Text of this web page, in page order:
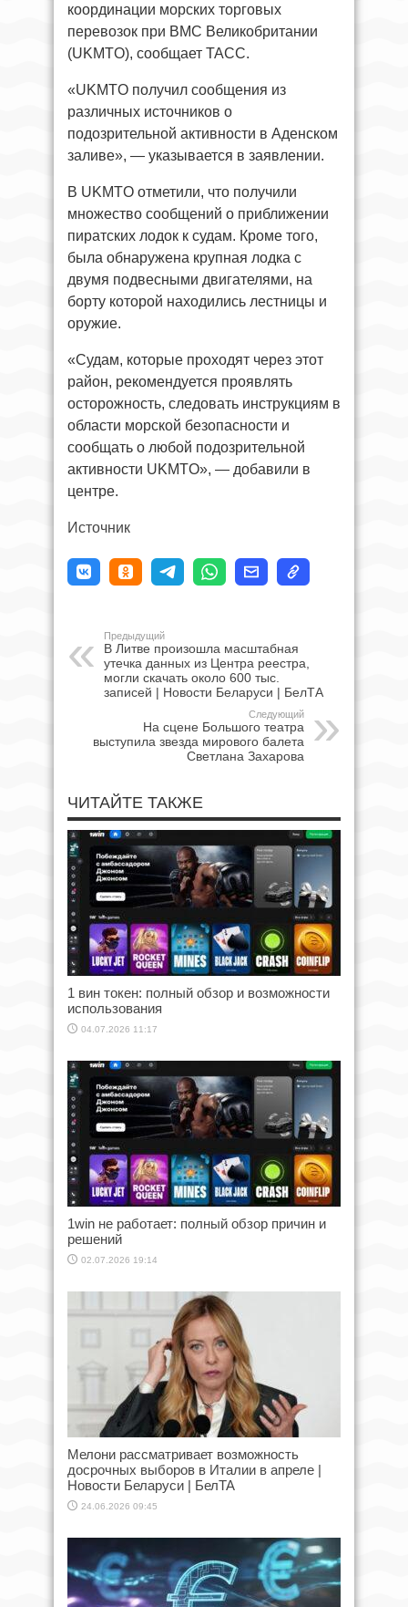
координации морских торговых
перевозок при ВМС Великобритании
(UKMTO), сообщает ТАСС.
«UKMTO получил сообщения из
различных источников о
подозрительной активности в Аденском
заливе», — указывается в заявлении.
В UKMTO отметили, что получили
множество сообщений о приближении
пиратских лодок к судам. Кроме того,
была обнаружена крупная лодка с
двумя подвесными двигателями, на
борту которой находились лестницы и
оружие.
«Судам, которые проходят через этот
район, рекомендуется проявлять
осторожность, следовать инструкциям в
области морской безопасности и
сообщать о любой подозрительной
активности UKMTO», — добавили в
центре.
Источник
Предыдущий
В Литве произошла масштабная
утечка данных из Центра реестра,
могли скачать около 600 тыс.
записей | Новости Беларуси | БелТА
Следующий
На сцене Большого театра
выступила звезда мирового балета
Светлана Захарова
ЧИТАЙТЕ ТАКЖЕ
1 вин токен: полный обзор и возможности
использования
04.07.2026 11:17
1win не работает: полный обзор причин и
решений
02.07.2026 19:14
Мелони рассматривает возможность
досрочных выборов в Италии в апреле |
Новости Беларуси | БелТА
24.06.2026 09:45